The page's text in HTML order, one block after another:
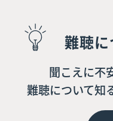
難聴に
聞こえに不
難聴について知